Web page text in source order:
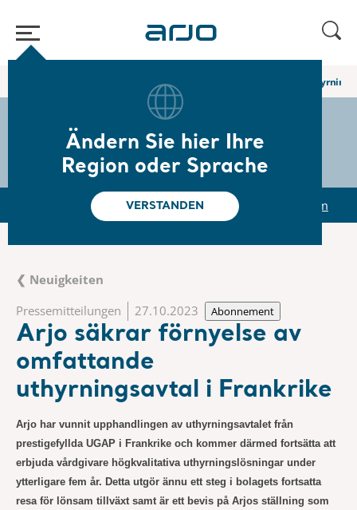
Ändern Sie hier Ihre
Region oder Sprache
VERSTANDEN
Arjo säkrar förnyelse av omfattande
The share s-arjo
Reports & Presentations The share Newsroom
❮ Neuigkeiten
Pressemitteilungen
27.10.2023 Abonnement
Arjo säkrar förnyelse av
omfattande
uthyrningsavtal i Frankrike
Arjo har vunnit upphandlingen av uthyrningsavtalet från
prestigefyllda UGAP i Frankrike och kommer därmed fortsätta att
erbjuda vårdgivare högkvalitativa uthyrningslösningar under
ytterligare fem år. Detta utgör ännu ett steg i bolagets fortsatta
resa för lönsam tillväxt samt är ett bevis på Arjos ställning som